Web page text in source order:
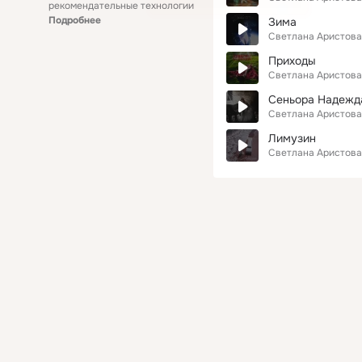
рекомендательные технологии
Подробнее
Зима
Светлана Аристова
Приходы
Светлана Аристова
Сеньора
Светлана Аристова
Лимузин
Светлана Аристова